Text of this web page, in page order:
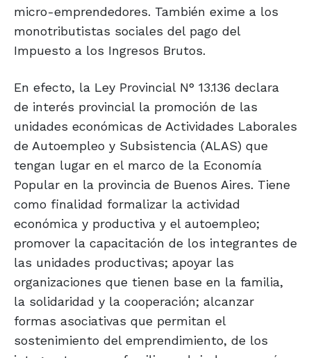
micro-emprendedores. También exime a los
monotributistas sociales del pago del
Impuesto a los Ingresos Brutos.
En efecto, la Ley Provincial N° 13.136 declara
de interés provincial la promoción de las
unidades económicas de Actividades Laborales
de Autoempleo y Subsistencia (ALAS) que
tengan lugar en el marco de la Economía
Popular en la provincia de Buenos Aires. Tiene
como finalidad formalizar la actividad
económica y productiva y el autoempleo;
promover la capacitación de los integrantes de
las unidades productivas; apoyar las
organizaciones que tienen base en la familia,
la solidaridad y la cooperación; alcanzar
formas asociativas que permitan el
sostenimiento del emprendimiento, de los